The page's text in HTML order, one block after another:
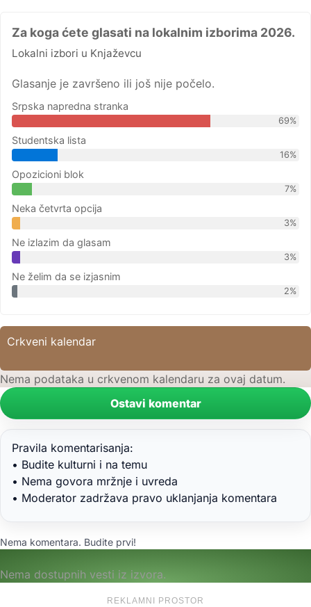
Za koga ćete glasati na lokalnim izborima 2026.
Lokalni izbori u Knjaževcu
Glasanje je završeno ili još nije počelo.
Srpska napredna stranka
69%
Studentska lista
16%
Opozicioni blok
7%
Neka četvrta opcija
3%
Ne izlazim da glasam
3%
Ne želim da se izjasnim
2%
Crkveni kalendar
Nema podataka u crkvenom kalendaru za ovaj datum.
Ostavi komentar
Pravila komentarisanja:
• Budite kulturni i na temu
• Nema govora mržnje i uvreda
• Moderator zadržava pravo uklanjanja komentara
Nema komentara. Budite prvi!
Nema dostupnih vesti iz izvora.
REKLAMNI PROSTOR